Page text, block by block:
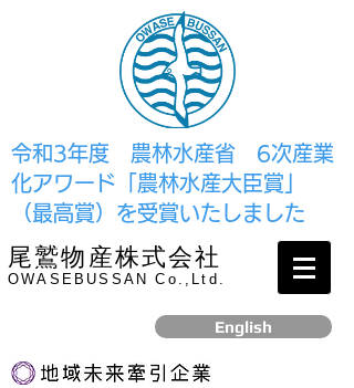
​令和3年度 農林水産省 6次産業
化アワード「農林水産大臣賞」
（最高賞）を受賞いたしました
尾鷲物産株式会社
OWASEBUSSAN Co.,Ltd.
English